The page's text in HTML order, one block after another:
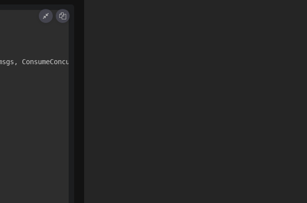
ConsumeConcurrentlyContext context)